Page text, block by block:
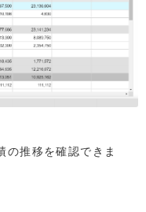
の推移を確認できま